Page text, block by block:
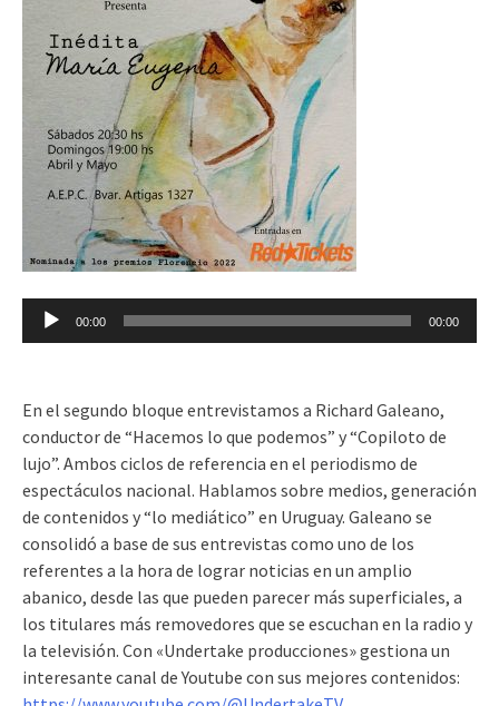
Reproductor
de
00:00 00:00
En el segundo bloque entrevistamos a Richard Galeano,
conductor de “Hacemos lo que podemos” y “Copiloto de
lujo”. Ambos ciclos de referencia en el periodismo de
espectáculos nacional. Hablamos sobre medios, generación
de contenidos y “lo mediático” en Uruguay. Galeano se
consolidó a base de sus entrevistas como uno de los
referentes a la hora de lograr noticias en un amplio
abanico, desde las que pueden parecer más superficiales, a
los titulares más removedores que se escuchan en la radio y
la televisión. Con «Undertake producciones» gestiona un
interesante canal de Youtube con sus mejores contenidos: